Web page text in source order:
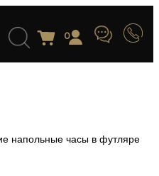
0
напольные часы в футляре